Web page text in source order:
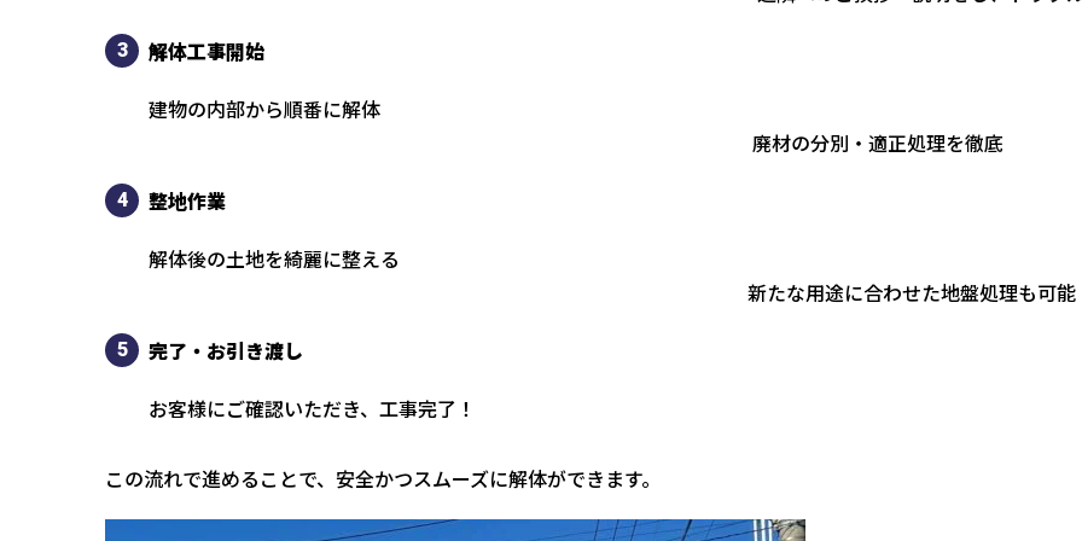
解体工事開始
建物の内部から順
廃材の分別・適正処理を徹底
整地作業
解体後の土地を綺
新たな用途に合わせた地盤処理も可能
完了・お引き渡し
お客様にご確認いただき、工事完了！
この流れで進めることで、安全かつスムーズに解体ができます。